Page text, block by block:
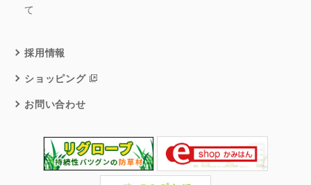
て
採用情報
ショッピング
お問い合わせ